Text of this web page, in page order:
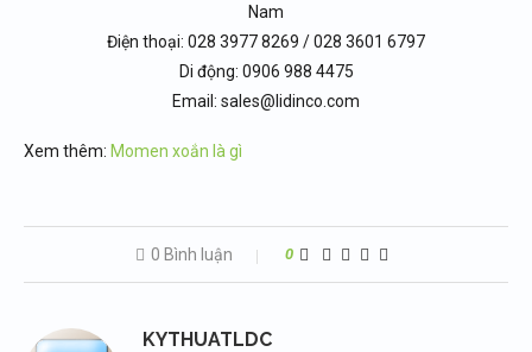
Nam
Điện thoại: 028 3977 8269 / 028 3601 6797
Di động: 0906 988 4475
Email: sales@lidinco.com
Xem thêm: Momen xoắn là gì
0 Bình luận 0
KYTHUATLDC